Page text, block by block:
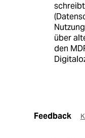
über
den
Feedback